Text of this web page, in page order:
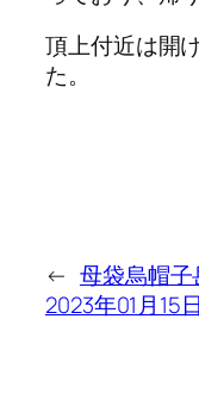
頂上付近は開
た。
← 母袋烏帽子
2023年01月15日